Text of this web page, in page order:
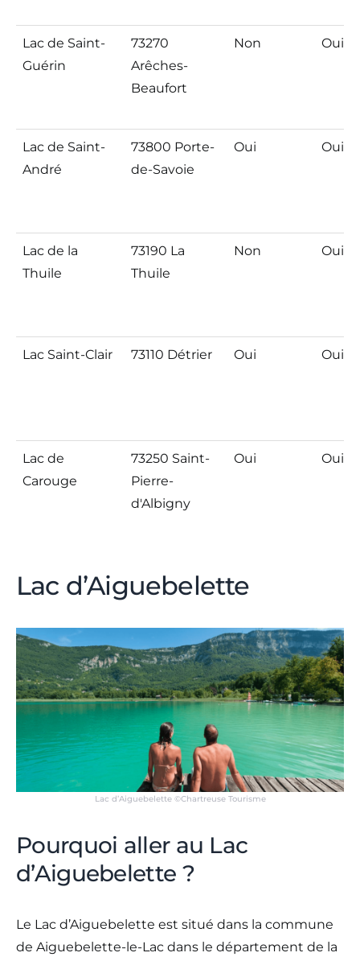
Lac de Saint-
Guérin
73270
Arêches-
Beaufort
Non Oui
Lac de Saint-
André
73800 Porte-
de-Savoie
Oui Oui
Lac de la
Thuile
73190 La
Thuile
Non Oui
Lac Saint-Clair 73110 Détrier Oui Oui
Lac de
Carouge
73250 Saint-
Pierre-
d'Albigny
Oui Oui
Lac d’Aiguebelette
Lac d’Aiguebelette ©Chartreuse Tourisme
Pourquoi aller au Lac
d’Aiguebelette ?
Le Lac d’Aiguebelette est situé dans la commune
de Aiguebelette-le-Lac dans le département de la